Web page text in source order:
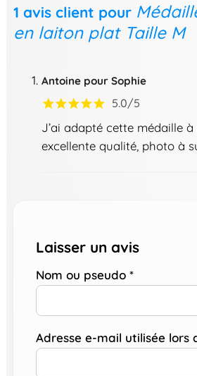
1 avis client pour
en laiton plat Taille M
Antoine pour Sophie
5.0/5
J’ai adapté cette médaille à
excellente qualité, photo à
Laisser un avis
Nom ou pseudo *
Adresse e-mail utilisée lors